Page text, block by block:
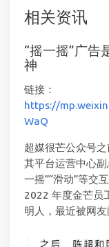
相关资讯
“摇一摇”广告
神
链接：
https://
WaQ
超媒很芒公众号
其平台运营中心
一摇”“滑动”等交
2022 年度金芒员
明人，最近被网友